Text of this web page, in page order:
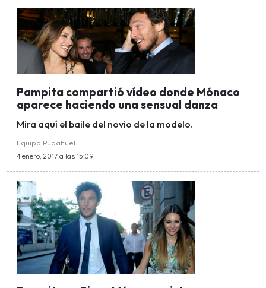
Pampita compartió vídeo donde Mónaco
aparece haciendo una sensual danza
Mira aquí el baile del novio de la modelo.
Equipo Pudahuel
4 enero, 2017 a las 15:09